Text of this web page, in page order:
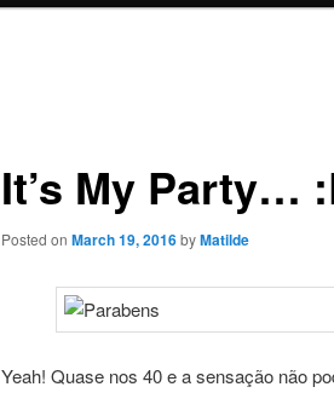
It’s My Party…
Posted on March 19, 2016byMatilde
Yeah! Quase nos 40 e a sensação não